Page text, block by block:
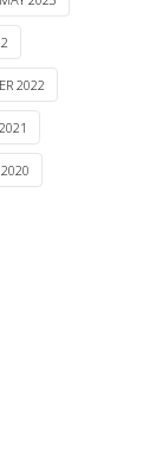
2022
2020